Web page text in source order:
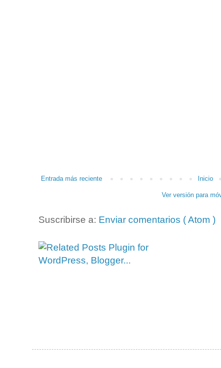
Entrada más reciente Inicio
Ver versión para
Suscribirse a: Enviar comentarios ( Atom )